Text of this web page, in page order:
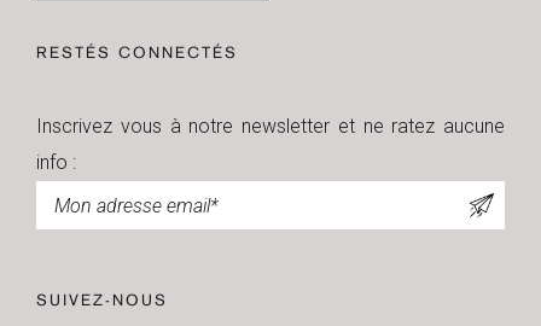
RESTÉS CONNECTÉS
Inscrivez vous à notre newsletter et ne ratez aucune
info :
SUIVEZ-NOUS